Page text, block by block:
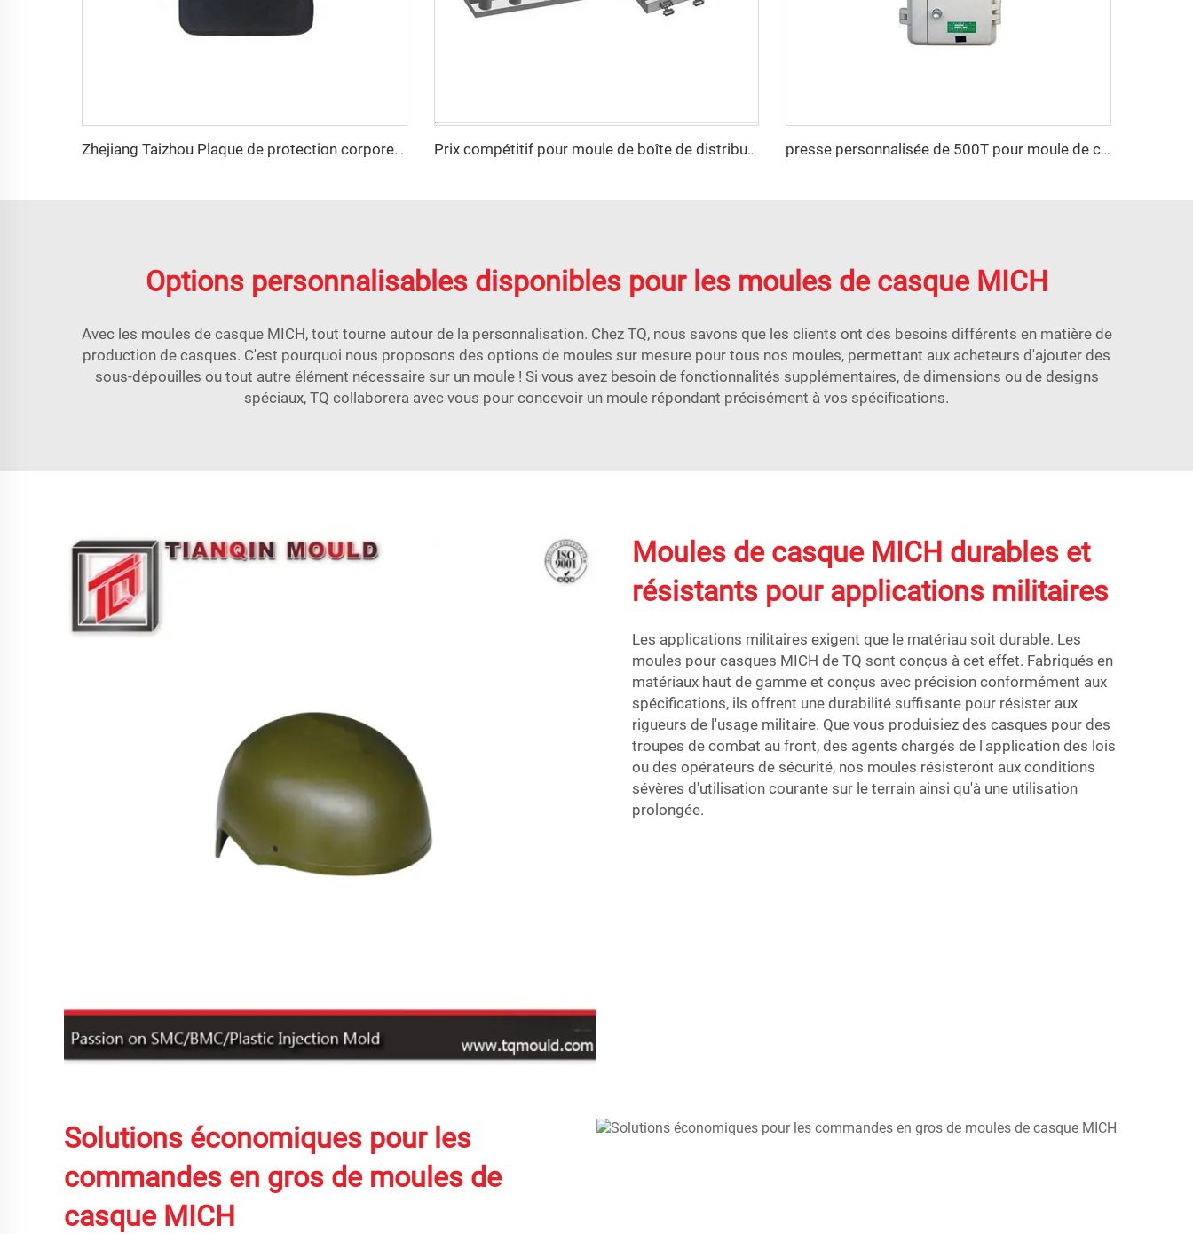
Zhejiang Taizhou Plaque de protection corporelle Gilet de sécurité Plaque PE Moule de compression Prix compétitif pour moule de boîte de distribution en plastique presse personnalisée de 500T pour moule de compression de boîte industrielle SMC
Options personnalisables disponibles pour les moules de casque MICH
Avec les moules de casque MICH, tout tourne autour de la personnalisation. Chez TQ, nous savons que les clients ont des besoins différents en matière de
production de casques. C'est pourquoi nous proposons des options de moules sur mesure pour tous nos moules, permettant aux acheteurs d'ajouter des
sous-dépouilles ou tout autre élément nécessaire sur un moule ! Si vous avez besoin de fonctionnalités supplémentaires, de dimensions ou de designs
spéciaux, TQ collaborera avec vous pour concevoir un moule répondant précisément à vos spécifications.
Moules de casque MICH durables et
résistants pour applications militaires
Les applications militaires exigent que le matériau soit durable. Les
moules pour casques MICH de TQ sont conçus à cet effet. Fabriqués en
matériaux haut de gamme et conçus avec précision conformément aux
spécifications, ils offrent une durabilité suffisante pour résister aux
rigueurs de l'usage militaire. Que vous produisiez des casques pour des
troupes de combat au front, des agents chargés de l'application des lois
ou des opérateurs de sécurité, nos moules résisteront aux conditions
sévères d'utilisation courante sur le terrain ainsi qu'à une utilisation
prolongée.
Solutions économiques pour les
commandes en gros de moules de
casque MICH